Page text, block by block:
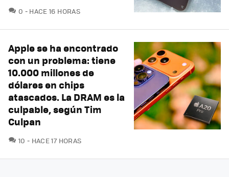
0 COMENTARIOS
HACE 16 HORAS
Apple se ha encontrado
con un problema: tiene
10.000 millones de
dólares en chips
atascados. La DRAM es la
culpable, según Tim
Culpan
10 COMENTARIOS
HACE 17 HORAS